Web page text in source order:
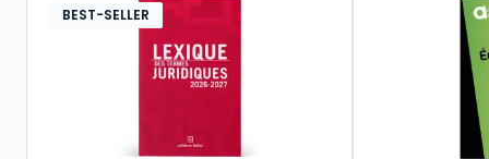
BEST-SELLER